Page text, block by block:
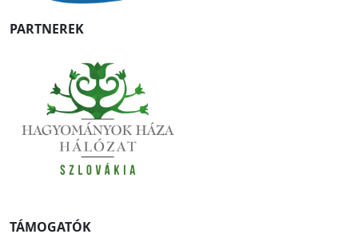
PARTNEREK
TÁMOGATÓK